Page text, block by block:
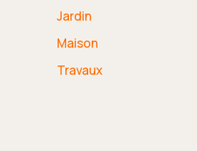
Jardin
Maison
Travaux